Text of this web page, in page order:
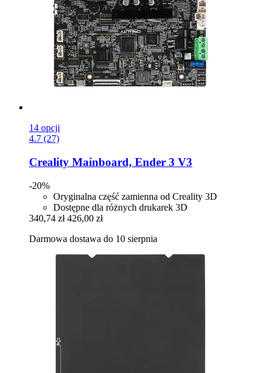
14 opcji
4.7 (27)
Creality Mainboard, Ender 3 V3
-20%
Oryginalna część zamienna od Creality 3D
Dostępne dla różnych drukarek 3D
340,74 zł 426,00 zł
Darmowa dostawa do 10 sierpnia